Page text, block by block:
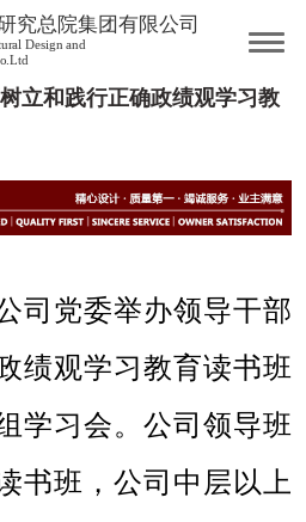
究总院集团有限公司
Design and
立和践行正确政绩观学习教
党委举办领导干部
绩观学习教育读书班
学习会。公司领导班
书班，公司中层以上